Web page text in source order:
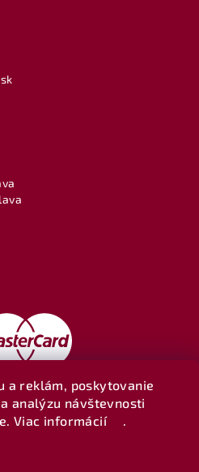
a reklám, poskytovanie
analýzu návštevnosti
Viac informácií
.